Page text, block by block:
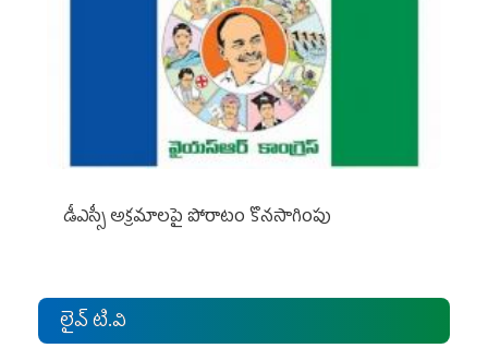
డీఎస్సీ అక్రమాలపై పోరాటం కొనసాగింపు
లైవ్ టి.వి